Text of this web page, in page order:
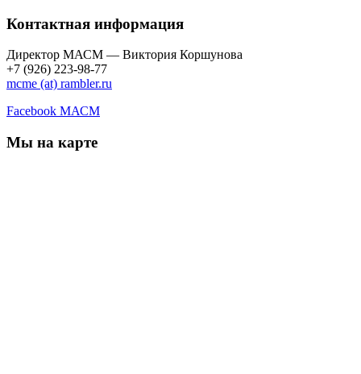
Контактная информация
Директор МАСМ — Виктория Коршунова
+7 (926) 223-98-77
mcme (at) rambler.ru
Facebook МАСМ
Мы на карте